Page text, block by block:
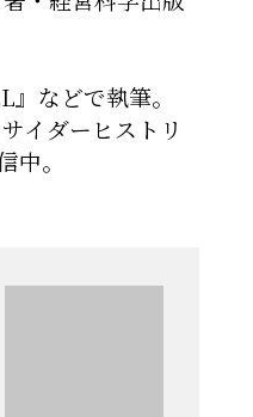
などで執筆。
イダーヒストリ
中。